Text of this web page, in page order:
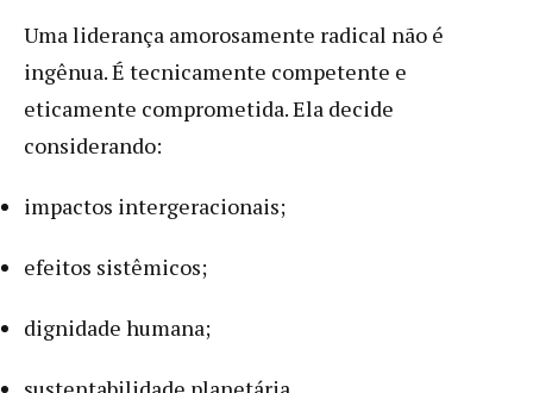
Uma liderança amorosamente radical não é
ingênua. É tecnicamente competente e
eticamente comprometida. Ela decide
considerando:
impactos intergeracionais;
efeitos sistêmicos;
dignidade humana;